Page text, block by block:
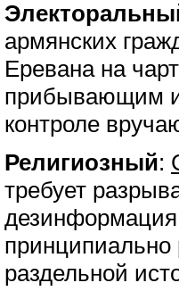
армянских
Еревана на
прибывающим
контроле
Религиозный:
требует
принципиально
раздельной